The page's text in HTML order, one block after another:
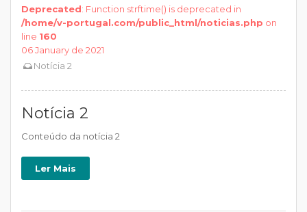
Deprecated: Function strftime() is deprecated in
/home/v-portugal.com/public_html/noticias.php on
line 160
06 January de 2021
Notícia 2
Notícia 2
Conteúdo da notícia 2
Ler Mais